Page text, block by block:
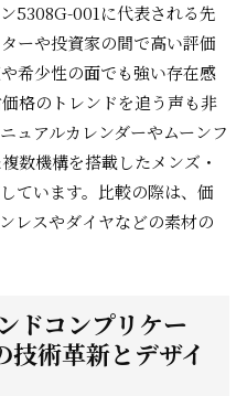
5308G-001に代表される先
ーや投資家の間で高い評価
希少性の面でも強い存在感
格のトレンドを追う声も非
ュアルカレンダーやムーンフ
数機構を搭載したメンズ・
ています。比較の際は、価
レスやダイヤなどの素材の
ドコンプリケー
術革新とデザイ